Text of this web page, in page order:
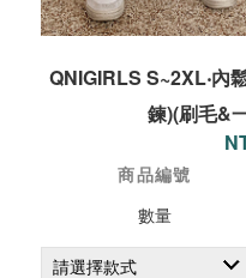
QNIGIRLS S~2XL‧內
鍊)(刷毛&
商品編號
數量